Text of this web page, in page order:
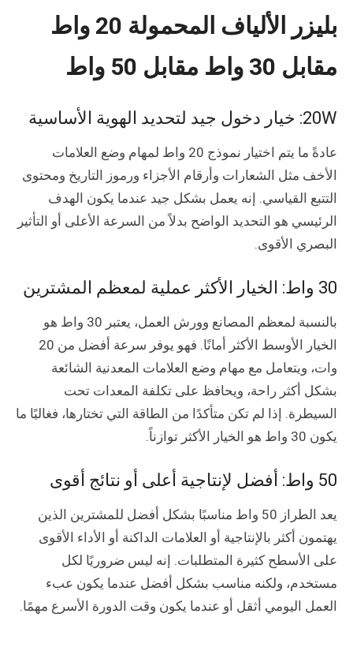
بليزر الألياف المحمولة 20 واط
مقابل 30 واط مقابل 50 واط
20W: خيار دخول جيد لتحديد الهوية الأساسية
عادةً ما يتم اختيار نموذج 20 واط لمهام وضع العلامات
الأخف مثل الشعارات وأرقام الأجزاء ورموز التاريخ ومحتوى
التتبع القياسي. إنه يعمل بشكل جيد عندما يكون الهدف
الرئيسي هو التحديد الواضح بدلاً من السرعة الأعلى أو التأثير
البصري الأقوى.
30 واط: الخيار الأكثر عملية لمعظم المشترين
بالنسبة لمعظم المصانع وورش العمل، يعتبر 30 واط هو
الخيار الأوسط الأكثر أمانًا. فهو يوفر سرعة أفضل من 20
وات، ويتعامل مع مهام وضع العلامات المعدنية الشائعة
بشكل أكثر راحة، ويحافظ على تكلفة المعدات تحت
السيطرة. إذا لم تكن متأكدًا من الطاقة التي تختارها، فغالبًا ما
يكون 30 واط هو الخيار الأكثر توازناً.
50 واط: أفضل لإنتاجية أعلى أو نتائج أقوى
يعد الطراز 50 واط مناسبًا بشكل أفضل للمشترين الذين
يهتمون أكثر بالإنتاجية أو العلامات الداكنة أو الأداء الأقوى
على الأسطح كثيرة المتطلبات. إنه ليس ضروريًا لكل
مستخدم، ولكنه مناسب بشكل أفضل عندما يكون عبء
العمل اليومي أثقل أو عندما يكون وقت الدورة الأسرع مهمًا.